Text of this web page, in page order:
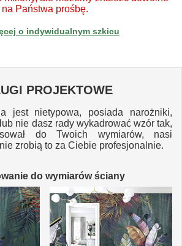
na Państwa prośbę.
o indywidualnym szkicu
PROJEKTOWE
jest nietypowa, posiada narożniki,
nie dasz rady wykadrować wzór tak,
do Twoich wymiarów, nasi
zrobią to za Ciebie profesjonalnie.
do wymiarów ściany